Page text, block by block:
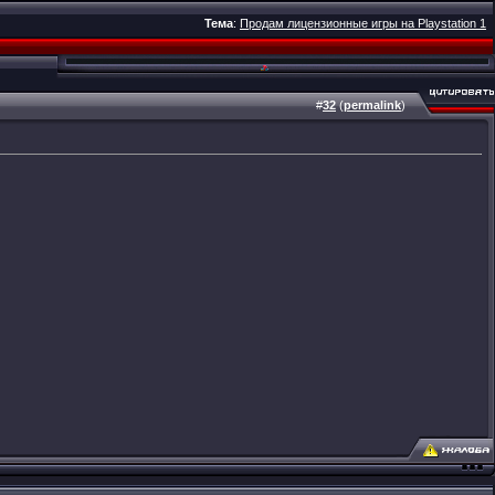
Тема: Продам лицензионные игры на Playstation 1
#32(permalink)